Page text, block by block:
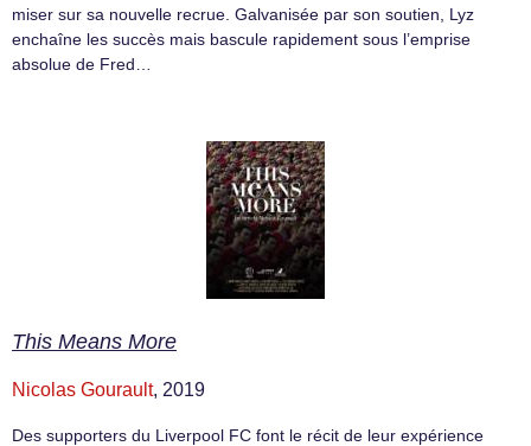
miser sur sa nouvelle recrue. Galvanisée par son soutien, Lyz
enchaîne les succès mais bascule rapidement sous l’emprise
absolue de Fred…
This Means More
Nicolas Gourault, 2019
Des supporters du Liverpool FC font le récit de leur expérience